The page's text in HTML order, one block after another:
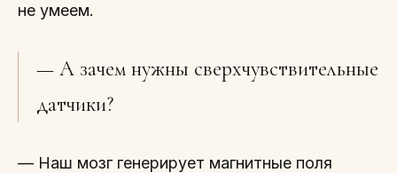
не умеем.
— А зачем нужны сверхчувствительные
датчики?
— Наш мозг генерирует магнитные поля